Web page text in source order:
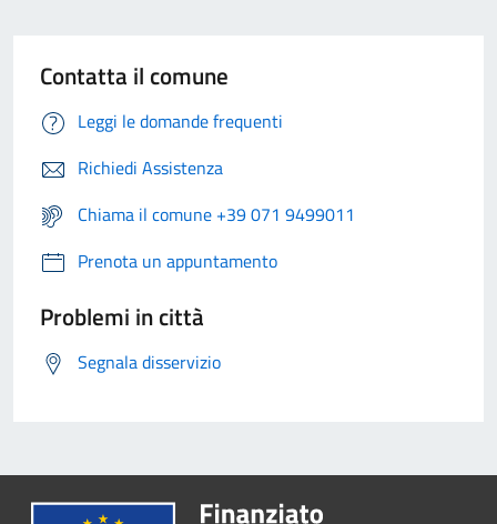
Contatta il comune
Leggi le domande frequenti
Richiedi Assistenza
Chiama il comune +39 071 9499011
Prenota un appuntamento
Problemi in città
Segnala disservizio